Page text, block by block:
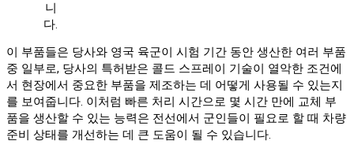
니
다.
이 부품들은 당사와 영국 육군이 시험 기간 동안 생산한 여러 부품
중 일부로, 당사의 특허받은 콜드 스프레이 기술이 열악한 조건에
서 현장에서 중요한 부품을 제조하는 데 어떻게 사용될 수 있는지
를 보여줍니다. 이처럼 빠른 처리 시간으로 몇 시간 만에 교체 부
품을 생산할 수 있는 능력은 전선에서 군인들이 필요로 할 때 차량
준비 상태를 개선하는 데 큰 도움이 될 수 있습니다.